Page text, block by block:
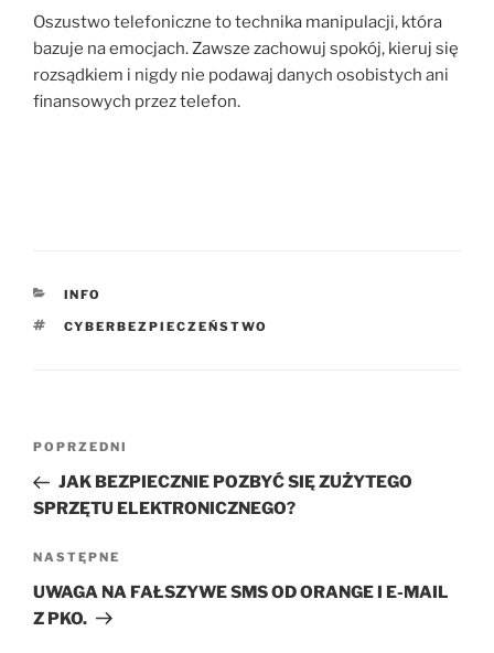
Oszustwo telefoniczne to technika manipulacji, która
bazuje na emocjach. Zawsze zachowuj spokój, kieruj się
rozsądkiem i nigdy nie podawaj danych osobistych ani
finansowych przez telefon.
KATEGORIE
INFO
TAGI
CYBERBEZPIECZEŃSTWO
Nawigacja
Poprzedni
wpis
POPRZEDNI
JAK BEZPIECZNIE POZBYĆ SIĘ ZUŻYTEGO
SPRZĘTU ELEKTRONICZNEGO?
Następny
wpis
NASTĘPNE
UWAGA NA FAŁSZYWE SMS OD ORANGE I E-MAIL
Z PKO.